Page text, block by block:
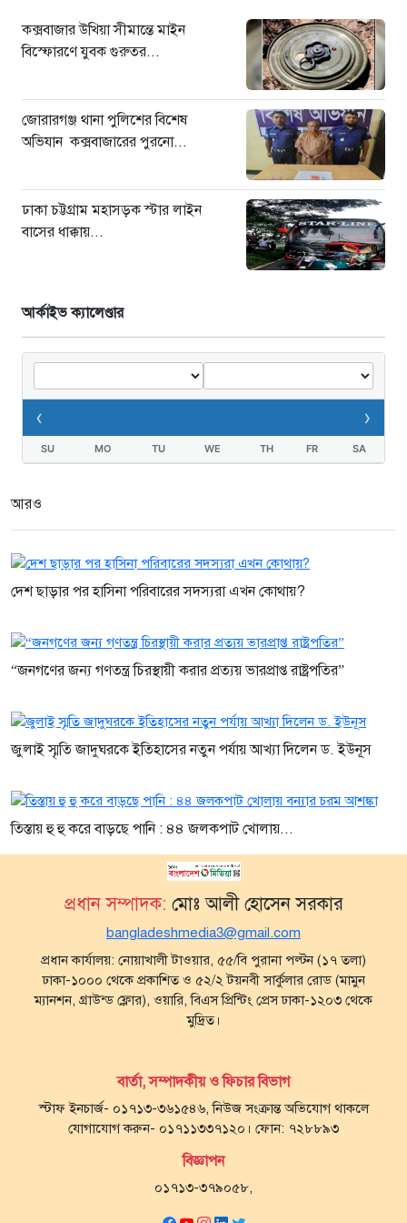
কক্সবাজার উখিয়া সীমান্তে মাইন
বিস্ফোরণে যুবক গুরুতর...
জোরারগঞ্জ থানা পুলিশের বিশেষ
অভিযান কক্সবাজারের পুরনো...
ঢাকা চট্টগ্রাম মহাসড়ক স্টার লাইন
বাসের ধাক্কায়...
আর্কাইভ ক্যালেণ্ডার
‹ ›
SU MO TU WE TH FR SA
আরও
দেশ ছাড়ার পর হাসিনা পরিবারের সদস্যরা এখন কোথায়?
“জনগণের জন্য গণতন্ত্র চিরস্থায়ী করার প্রত্যয় ভারপ্রাপ্ত রাষ্ট্রপতির”
জুলাই স্মৃতি জাদুঘরকে ইতিহাসের নতুন পর্যায় আখ্যা দিলেন ড. ইউনূস
তিস্তায় হু হু করে বাড়ছে পানি : ৪৪ জলকপাট খোলায়...
প্রধান সম্পাদক: মোঃ আলী হোসেন সরকার
bangladeshmedia3@gmail.com
প্রধান কার্যালয়: নোয়াখালী টাওয়ার, ৫৫/বি পুরানা পল্টন (১৭ তলা)
ঢাকা-১০০০ থেকে প্রকাশিত ও ৫২/২ টয়নবী সার্কুলার রোড (মামুন
ম্যানশন, গ্রাউন্ড ফ্লোর), ওয়ারি, বিএস প্রিন্টিং প্রেস ঢাকা-১২০৩ থেকে
মুদ্রিত।
বার্তা, সম্পাদকীয় ও ফিচার বিভাগ
স্টাফ ইনচার্জ- ০১৭১৩-৩৬১৫৪৬, নিউজ সংক্রান্ত অভিযোগ থাকলে
যোগাযোগ করুন- ০১৭১১৩৩৭১২০। ফোন: ৭২৮৮৯৩
বিজ্ঞাপন
০১৭১৩-৩৭৯০৫৮,